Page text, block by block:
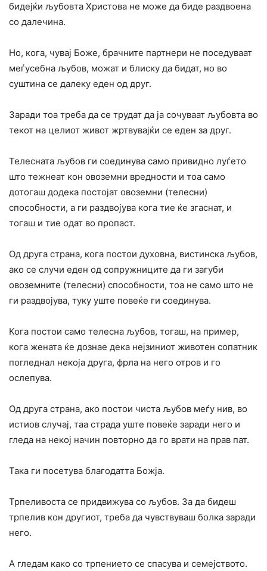
бидејќи љубовта Христова не може да биде раздвоена
со далечина.
Но, кога, чувај Боже, брачните партнери не поседуваат
меѓусебна љубов, можат и блиску да бидат, но во
суштина се далеку еден од друг.
Заради тоа треба да се трудат да ја сочуваат љубовта во
текот на целиот живот жртвувајќи се еден за друг.
Телесната љубов ги соединува само привидно луѓето
што тежнеат кон овоземни вредности и тоа само
дотогаш додека постојат овоземни (телесни)
способности, а ги раздвојува кога тие ќе згаснат, и
тогаш и тие одат во пропаст.
Од друга страна, кога постои духовна, вистинска љубов,
ако се случи еден од сопружниците да ги загуби
овоземните (телесни) способности, тоа не само што не
ги раздвојува, туку уште повеќе ги соединува.
Кога постои само телесна љубов, тогаш, на пример,
кога жената ќе дознае дека нејзиниот животен сопатник
погледнал некоја друга, фрла на него отров и го
ослепува.
Од друга страна, ако постои чиста љубов меѓу нив, во
истиов случај, таа страда уште повеќе заради него и
гледа на некој начин повторно да го врати на прав пат.
Така ги посетува благодатта Божја.
Трпеливоста се придвижува со љубов. За да бидеш
трпелив кон другиот, треба да чувствуваш болка заради
него.
А гледам како со трпението се спасува и семејството.